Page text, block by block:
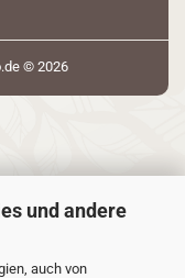
und andere
auch von
© 2026